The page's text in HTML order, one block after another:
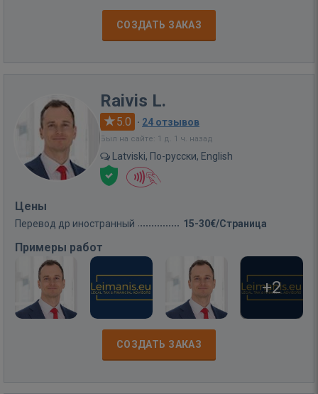
СОЗДАТЬ ЗАКАЗ
Raivis L.
5.0 · 24 отзывов
Был на сайте: 1 д. 1 ч. назад
Latviski, По-русски, English
Цены
Перевод др иностранный 15-30€/Страница
Примеры работ
+2
СОЗДАТЬ ЗАКАЗ